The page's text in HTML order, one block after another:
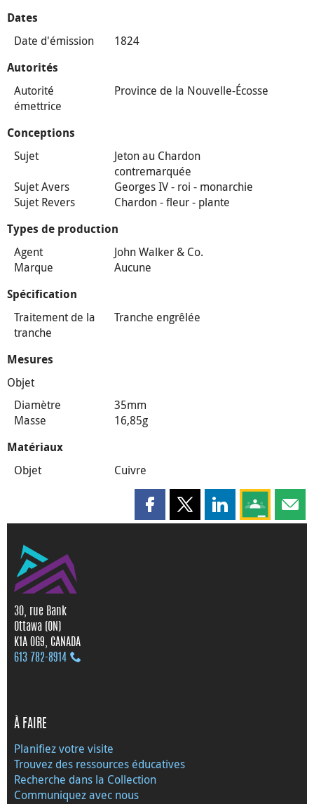
Dates
Date d'émission 1824
Autorités
Autorité
émettrice
Province de la Nouvelle-Écosse
Conceptions
Sujet
Jeton au Chardon
contremarquée
Sujet Avers
Georges IV - roi - monarchie
Sujet Revers
Chardon - fleur - plante
Types de production
Agent
John Walker & Co.
Marque
Aucune
Spécification
Traitement de la
tranche
Tranche engrêlée
Mesures
Objet
Diamètre
35mm
Masse
16,85g
Matériaux
Objet Cuivre
Partager cette page sur
Partager cette page sur X
Partager cette
Partagez
30, rue Bank
Ottawa (ON)
K1A 0G9, CANADA
613 782‑8914
À FAIRE
Planifiez votre visite
Trouvez des ressources éducatives
Recherche dans la Collection
Communiquez avec nous